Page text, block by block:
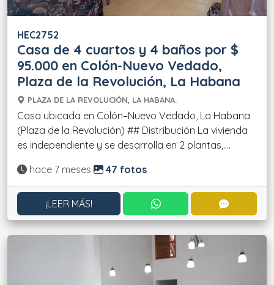
HEC2752
Casa de 4 cuartos y 4 baños por $
95.000 en Colón-Nuevo Vedado,
Plaza de la Revolución, La Habana
PLAZA DE LA REVOLUCIÓN, LA HABANA.
Casa ubicada en Colón–Nuevo Vedado, La Habana
(Plaza de la Revolución) ## Distribución La vivienda
es independiente y se desarrolla en 2 plantas,....
Actualizado:
hace 7 meses 47 fotos
¡LEER MÁS! CONTACTAR POR